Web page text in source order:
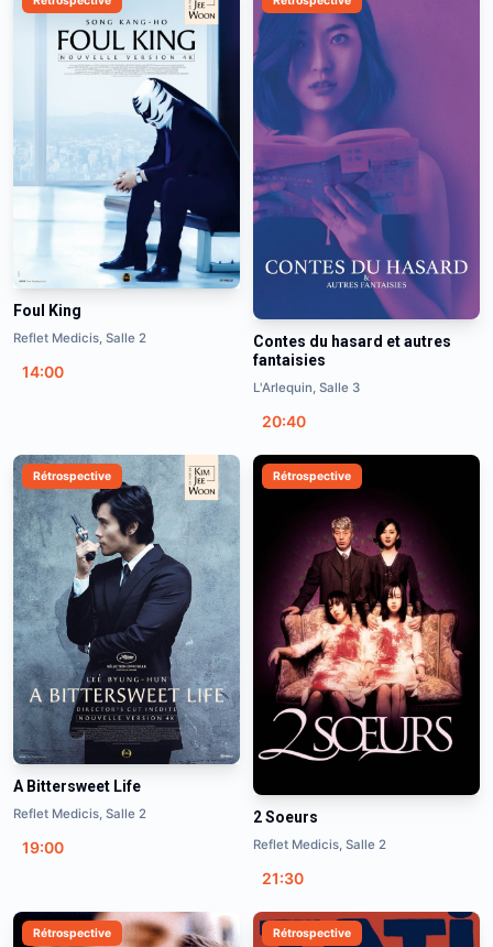
Foul King
Reflet Medicis, Salle 2
14:00
Contes du hasard et autres
fantaisies
L'Arlequin, Salle 3
20:40
Rétrospective
A Bittersweet Life
Reflet Medicis, Salle 2
19:00
Rétrospective
2 Soeurs
Reflet Medicis, Salle 2
21:30
Rétrospective Rétrospective